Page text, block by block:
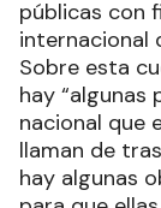
públicas con
internacional
Sobre esta
hay “algunas
nacional que
llaman de
hay algunas